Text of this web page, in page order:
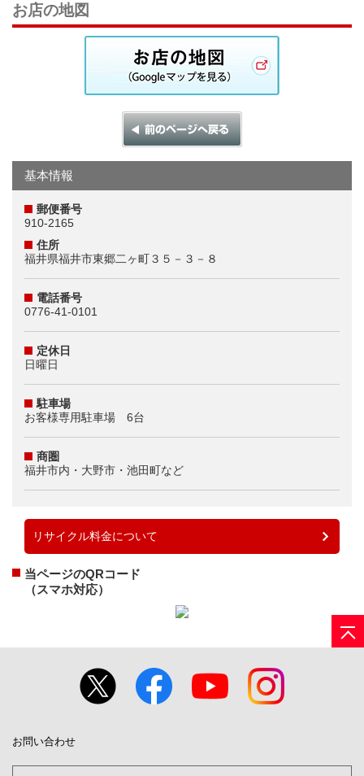
お店の地図
基本情報
郵便番号
910-2165
住所
福井県福井市東郷二ヶ町３５－３－８
電話番号
0776-41-0101
定休日
日曜日
駐車場
お客様専用駐車場 6台
商圏
福井市内・大野市・池田町など
リサイクル料金について
当ページのQRコード
（スマホ対応）
お問い合わせ